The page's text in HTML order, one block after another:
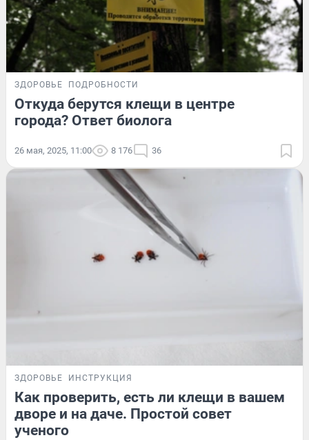
ЗДОРОВЬЕ ПОДРОБНОСТИ
Откуда берутся клещи в центре
города? Ответ биолога
26 мая, 2025, 11:00 8 176 36
ЗДОРОВЬЕ ИНСТРУКЦИЯ
Как проверить, есть ли клещи в вашем
дворе и на даче. Простой совет
ученого